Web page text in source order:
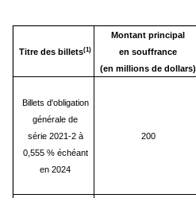
Titre des billets(1)
Montant principal
en souffrance
(en millions de dollars)
Billets d'obligation
générale de
série 2021-2 à
0,555 % échéant
en 2024
200